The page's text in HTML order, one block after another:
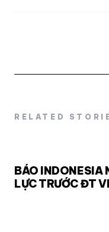
RELATED
BÁO INDONESIA
LỰC TRƯỚC ĐT